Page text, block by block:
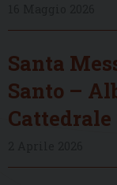
Santa
Santo –
Cattedrale